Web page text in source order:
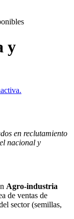
y
en reclutamiento
nacional y
Agro-industria
de ventas de
sector (semillas,